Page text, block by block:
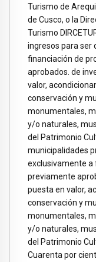
Turismo de
de Cusco, o la
Turismo
ingresos para ser
financiación de
aprobados. de
valor,
conservación y
monumentales,
y/o naturales,
del Patrimonio
municipalidades
exclusivamente a
previamente
puesta en valor,
conservación y
monumentales,
y/o naturales,
del Patrimonio
Cuarenta por